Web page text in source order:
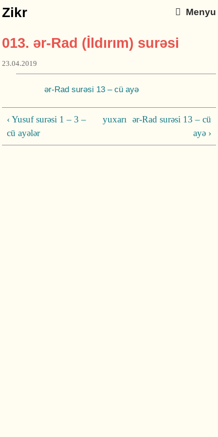
Zikr Menyu
013. ər-Rad (İldırım) surəsi
23.04.2019
ər-Rad surəsi 13 – cü ayə
‹ Yusuf surəsi 1 – 3 –
cü ayələr
yuxarı
ər-Rad surəsi 13 – cü
ayə ›